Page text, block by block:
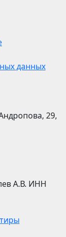
данных
29,
А.В. ИНН